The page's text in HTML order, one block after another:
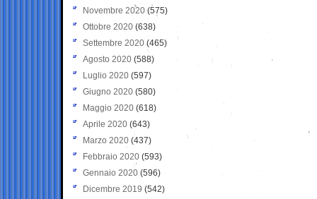
Novembre 2020 (575)
Ottobre 2020 (638)
Settembre 2020(465)
Agosto 2020 (588)
Luglio 2020 (597)
Giugno 2020 (580)
Maggio 2020 (618)
Aprile 2020 (643)
Marzo 2020 (437)
Febbraio 2020 (593)
Gennaio 2020 (596)
Dicembre 2019 (542)